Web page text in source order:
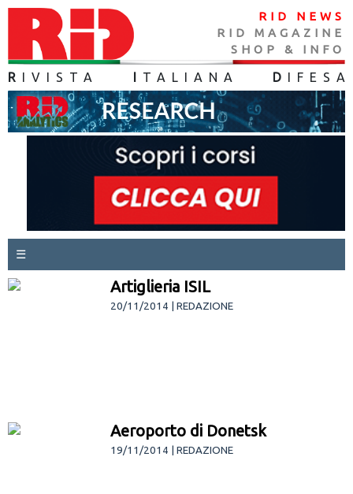
RID NEWS
RID MAGAZINE
SHOP & INFO
R IVISTA TALIANA D IFES A
☰
Artiglieria ISIL
20/11/2014 | REDAZIONE
Aeroporto di Donetsk
19/11/2014 | REDAZIONE